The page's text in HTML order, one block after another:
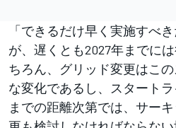
「できるだけ早く実施すべ
が、遅くとも2027年までに
ちろん、グリッド変更はこ
な変化であるし、スタート
までの距離次第では、サー